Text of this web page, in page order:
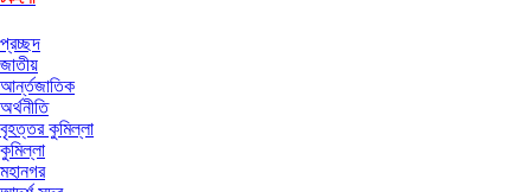
প্রচ্ছদ
জাতীয়
আর্ন্তজাতিক
অর্থনীতি
বৃহত্তর কুমিল্লা
কুমিল্লা
মহানগর